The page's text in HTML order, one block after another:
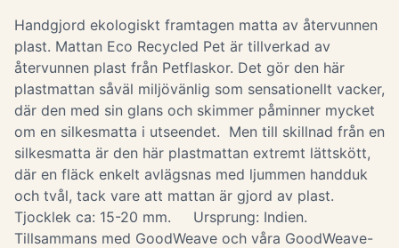
Handgjord ekologiskt framtagen matta av återvunnen
plast. Mattan Eco Recycled Pet är tillverkad av
återvunnen plast från Petflaskor. Det gör den här
plastmattan såväl miljövänlig som sensationellt vacker,
där den med sin glans och skimmer påminner mycket
om en silkesmatta i utseendet. Men till skillnad från en
silkesmatta är den här plastmattan extremt lättskött,
där en fläck enkelt avlägsnas med ljummen handduk
och tvål, tack vare att mattan är gjord av plast.
Tjocklek ca: 15-20 mm. Ursprung: Indien.
Tillsammans med GoodWeave och våra GoodWeave-